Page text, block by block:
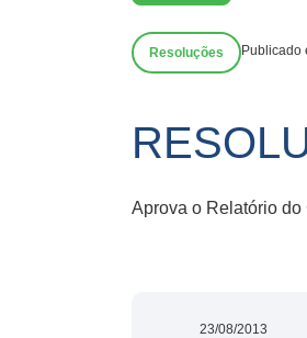
Resoluções Publicado
Aprova o Relatório
23/08/2013